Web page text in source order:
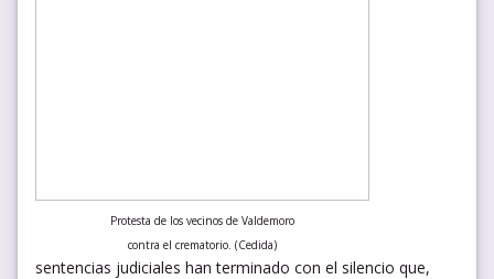
Protesta de los vecinos de Valdemoro
contra el crematorio. (Cedida)
sentencias judiciales han terminado con el silencio que,